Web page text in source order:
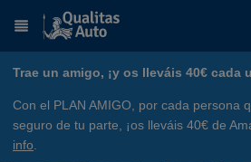
Trae un amigo, ¡y os lleváis 40€ cada
Con el PLAN AMIGO, por cada persona
seguro de tu parte, ¡os lleváis 40€ de
info